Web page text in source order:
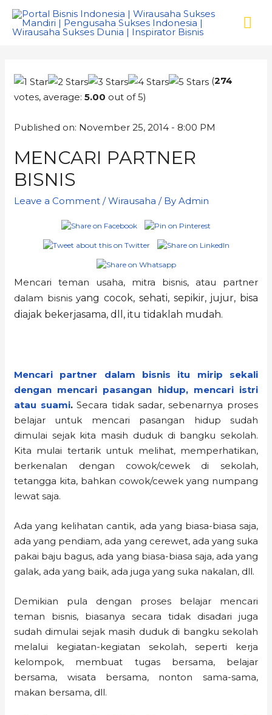
(274
votes, average:5.00 out of 5)
Published on: November 25, 2014 - 8:00 PM
MENCARI PARTNER
BISNIS
Leave a Comment /Wirausaha / ByAdmin
Mencari teman usaha, mitra bisnis, atau partner
dalam bisnis yang cocok, sehati, sepikir, jujur, bisa
diajak bekerjasama, dll, itu tidaklah mudah.
Mencari partner dalam bisnis itu mirip sekali
dengan mencari pasangan hidup, mencari istri
atau suami.Secara tidak sadar, sebenarnya proses
belajar untuk mencari pasangan hidup sudah
dimulai sejak kita masih duduk di bangku sekolah.
Kita mulai tertarik untuk melihat, memperhatikan,
berkenalan dengan cowok/cewek di sekolah,
tetangga kita, bahkan cowok/cewek yang numpang
lewat saja.
Ada yang kelihatan cantik, ada yang biasa-biasa saja,
ada yang pendiam, ada yang cerewet, ada yang suka
pakai baju bagus, ada yang biasa-biasa saja, ada yang
galak, ada yang baik, ada juga yang suka nakalan, dll.
Demikian pula dengan proses belajar mencari
teman bisnis, biasanya secara tidak disadari juga
sudah dimulai sejak masih duduk di bangku sekolah
melalui kegiatan-kegiatan sekolah, seperti kerja
kelompok, membuat tugas bersama, belajar
bersama, wisata bersama, nonton sama-sama,
makan bersama, dll.